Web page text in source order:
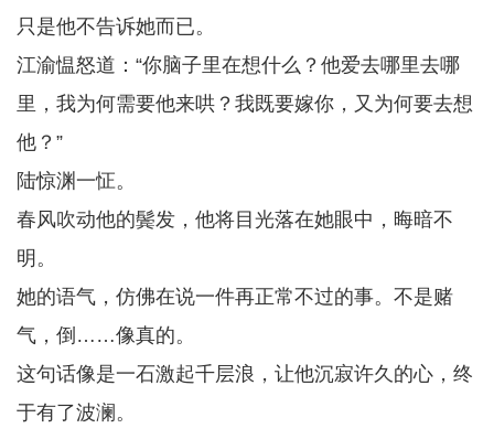
只是他不告诉她而已。
江渝愠怒道：“你脑子里在想什么？他爱去哪里去哪
里，我为何需要他来哄？我既要嫁你，又为何要去想
他？”
陆惊渊一怔。
春风吹动他的鬓发，他将目光落在她眼中，晦暗不
明。
她的语气，仿佛在说一件再正常不过的事。不是赌
气，倒……像真的。
这句话像是一石激起千层浪，让他沉寂许久的心，终
于有了波澜。